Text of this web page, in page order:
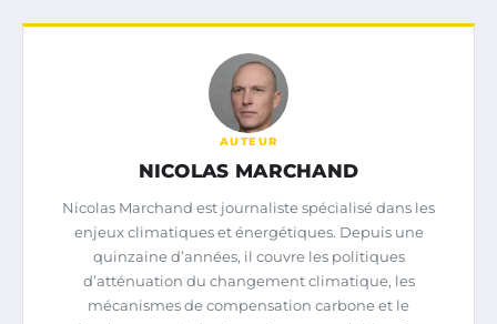
AUTEUR
NICOLAS MARCHAND
Nicolas Marchand est journaliste spécialisé dans les
enjeux climatiques et énergétiques. Depuis une
quinzaine d’années, il couvre les politiques
d’atténuation du changement climatique, les
mécanismes de compensation carbone et le